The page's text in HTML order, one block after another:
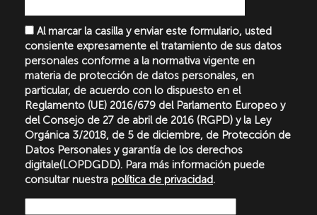
Al marcar la casilla y enviar este formulario, usted
consiente expresamente el tratamiento de sus datos
personales conforme a la normativa vigente en
materia de protección de datos personales, en
particular, de acuerdo con lo dispuesto en el
Reglamento (UE) 2016/679 del Parlamento Europeo y
del Consejo de 27 de abril de 2016 (RGPD) y la Ley
Orgánica 3/2018, de 5 de diciembre, de Protección de
Datos Personales y garantía de los derechos
digitale(LOPDGDD). Para más información puede
consultar nuestra política de privacidad.